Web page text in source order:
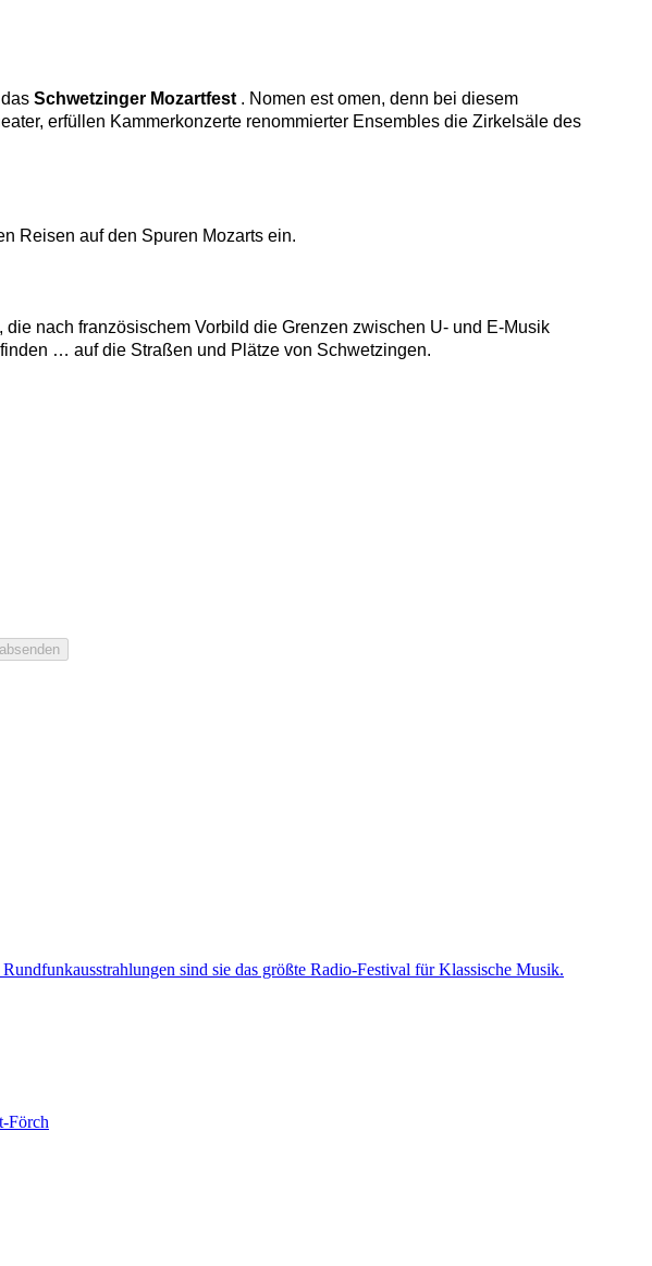
Schwetzinger Mozartfest . Nomen est omen, denn bei diesem
erfüllen Kammerkonzerte renommierter Ensembles die Zirkelsäle des
Reisen auf den Spuren Mozarts ein.
die nach französischem Vorbild die Grenzen zwischen U- und E-Musik
… auf die Straßen und Plätze von Schwetzingen.
sind sie das größte Radio-Festival für Klassische Musik.
Förch